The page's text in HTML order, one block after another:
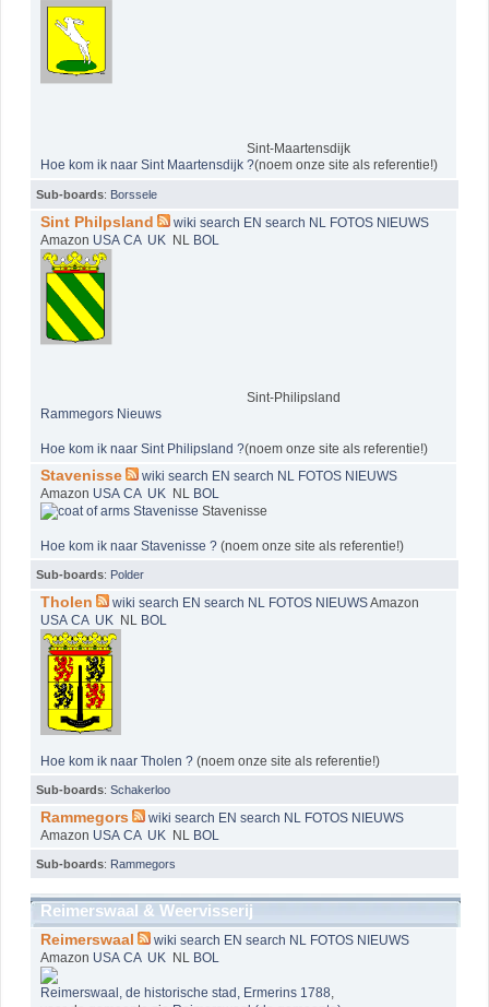
Sint-Maartensdijk
Hoe kom ik naar Sint Maartensdijk ?(noem onze site als referentie!)
Sub-boards: Borssele
Sint Philpsland wiki search EN search NL FOTOS NIEUWS
Amazon USA CA UK NL BOL
Sint-Philipsland
Rammegors Nieuws
Hoe kom ik naar Sint Philipsland ?(noem onze site als referentie!)
Stavenisse wiki search EN search NL FOTOS NIEUWS
Amazon USA CA UK NL BOL
Stavenisse
Hoe kom ik naar Stavenisse ? (noem onze site als referentie!)
Sub-boards: Polder
Tholen wiki search EN search NL FOTOS NIEUWSAmazon
USA CA UK NL BOL
Hoe kom ik naar Tholen ? (noem onze site als referentie!)
Sub-boards: Schakerloo
Rammegors wiki search EN search NL FOTOS NIEUWS
Amazon USA CA UK NL BOL
Sub-boards: Rammegors
Reimerswaal & Weervisserij
Reimerswaal wiki search EN search NL FOTOS NIEUWS
Amazon USA CA UK NL BOL
Reimerswaal, de historische stad, Ermerins 1788